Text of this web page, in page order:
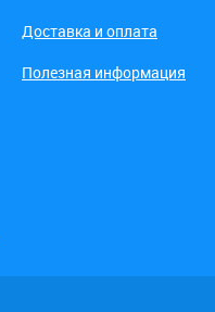
Доставка и оплата
Полезная информация